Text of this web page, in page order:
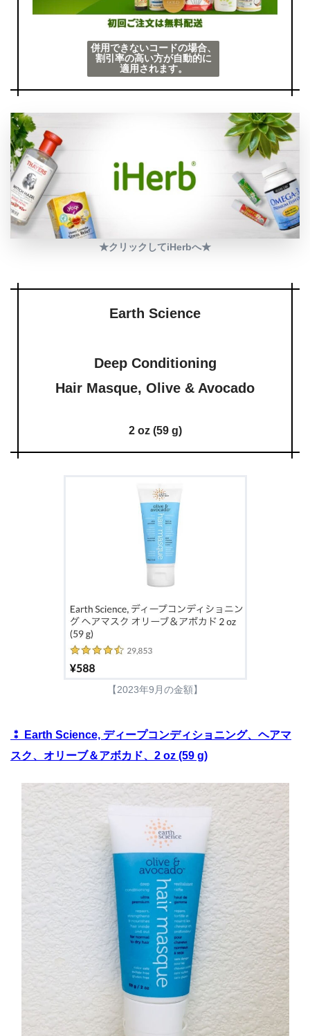
併用できないコードの場合、
割引率の高い方が自動的に
適用されます。
★クリックしてiHerbへ★
Earth Science
Deep Conditioning
Hair Masque, Olive & Avocado
2 oz (59 g)
【2023年9月の金額】
⁑ Earth Science, ディープコンディショニング、ヘアマ
スク、オリーブ＆アボカド、2 oz (59 g)